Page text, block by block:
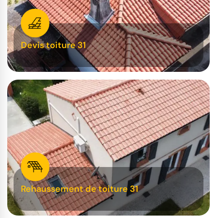
Devis toiture 31
Rehaussement de toiture 31